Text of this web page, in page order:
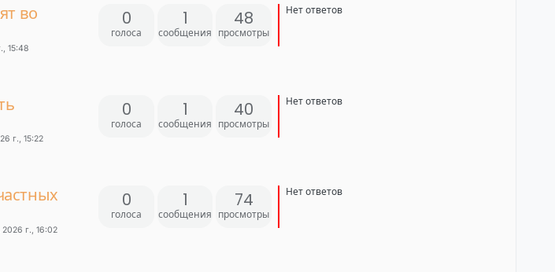
во
15:48
0
голоса
1
сообщения
48
просмотры
Нет ответов
г., 15:22
0
голоса
1
сообщения
40
просмотры
Нет ответов
г., 16:02
0
голоса
1
сообщения
74
просмотры
Нет ответов